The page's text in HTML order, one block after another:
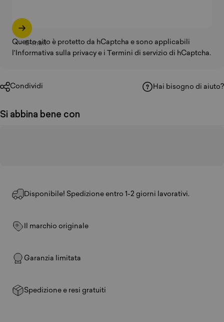
E-mail
Questo sito è protetto da hCaptcha e sono applicabili
l'Informativa sulla privacy e i Termini di servizio di hCaptcha.
Condividi Hai bisogno di aiuto?
Si abbina bene con
Disponibile! Spedizione entro 1-2 giorni lavorativi.
Il marchio originale
Garanzia limitata
Spedizione e resi gratuiti